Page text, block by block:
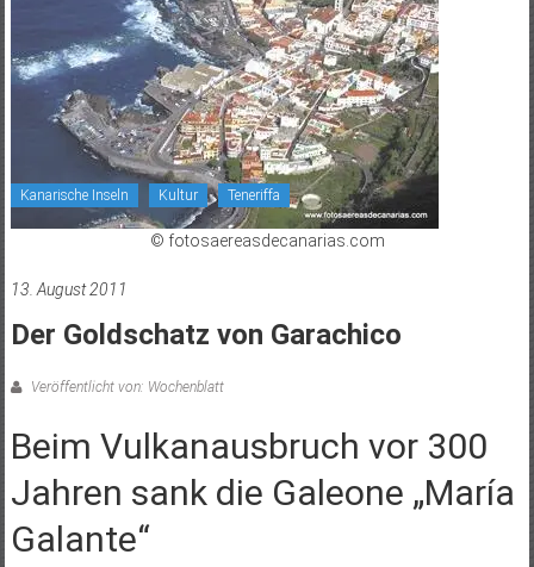
Kanarische Inseln Kultur Teneriffa
© fotosaereasdecanarias.com
13. August 2011
Der Goldschatz von Garachico
Veröffentlicht von: Wochenblatt
Beim Vulkanausbruch vor 300
Jahren sank die Galeone „María
Galante“